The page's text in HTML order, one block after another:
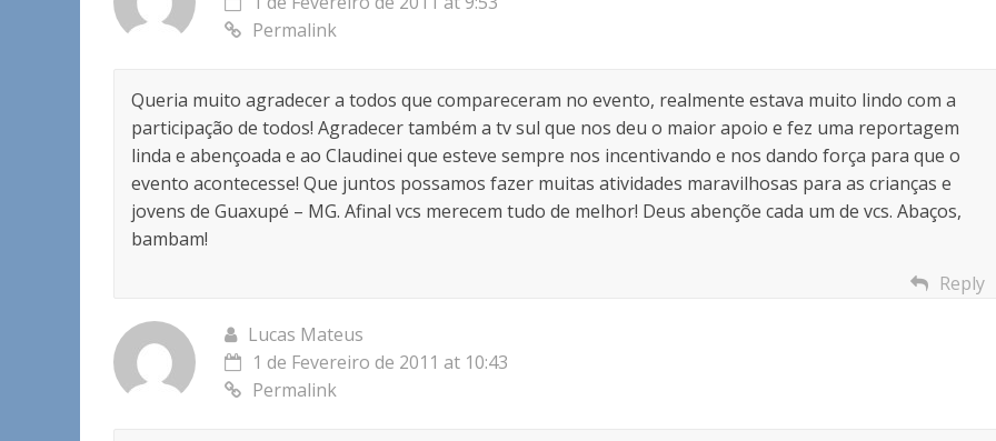
Permalink
Queria muito agradecer a todos que compareceram no evento, realmente estava muito lindo com a
participação de todos! Agradecer também a tv sul que nos deu o maior apoio e fez uma reportagem
linda e abençoada e ao Claudinei que esteve sempre nos incentivando e nos dando força para que o
evento acontecesse! Que juntos possamos fazer muitas atividades maravilhosas para as crianças e
jovens de Guaxupé – MG. Afinal vcs merecem tudo de melhor! Deus abençõe cada um de vcs. Abaços,
bambam!
Reply
Lucas Mateus
1 de Fevereiro de 2011 at 10:43
Permalink